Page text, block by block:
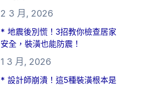
2 3 月, 2026
* 地震後別慌！3招教你檢查居家
安全，裝潢也能防震！
1 3 月, 2026
* 設計師崩潰！這5種裝潢根本是